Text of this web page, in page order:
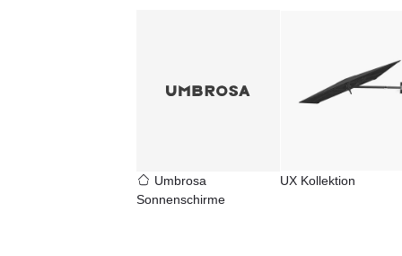
Umbrosa
Sonnenschirme
UX Kollektion